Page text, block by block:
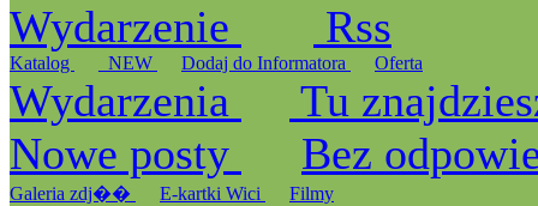
Wydarzenie
Rss
Katalog _NEW Dodaj do Informatora Oferta
Wydarzenia
Tu
Nowe posty
Bez
Galeria zdj�� E-kartki Wici Filmy